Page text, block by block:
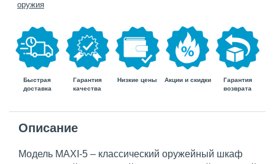
оружия
Быстрая
доставка
Гарантия
качества
Низкие цены Акции и скидки
Гарантия
возврата
Описание
Модель MAXI-5 – классический оружейный шкаф